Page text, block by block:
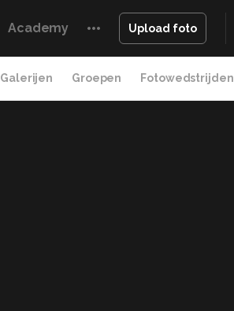
Academy Upload foto
Galerijen Groepen Fotowedstrijden